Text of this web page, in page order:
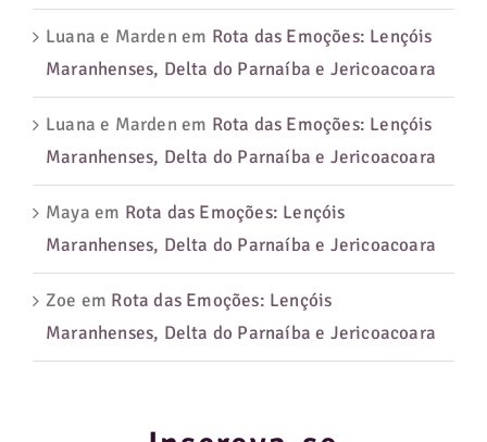
Luana e Marden em Rota das Emoções: Lençóis
Maranhenses, Delta do Parnaíba e Jericoacoara
Luana e Marden em Rota das Emoções: Lençóis
Maranhenses, Delta do Parnaíba e Jericoacoara
Maya em Rota das Emoções: Lençóis
Maranhenses, Delta do Parnaíba e Jericoacoara
Zoe em Rota das Emoções: Lençóis
Maranhenses, Delta do Parnaíba e Jericoacoara